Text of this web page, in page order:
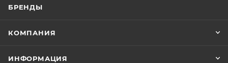
БРЕНДЫ
КОМПАНИЯ
ИНФОРМАЦИЯ